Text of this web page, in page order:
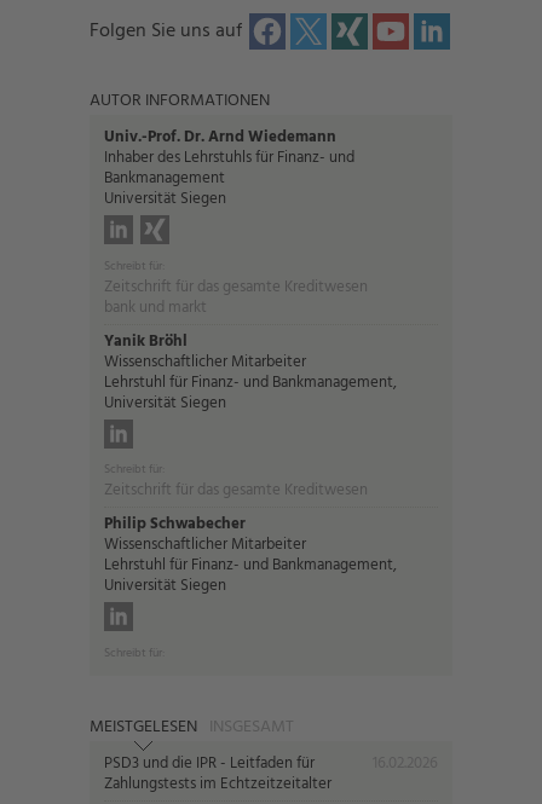
Folgen Sie uns auf
AUTOR INFORMATIONEN
Univ.-Prof. Dr. Arnd Wiedemann
Inhaber des Lehrstuhls für Finanz- und
Bankmanagement
Universität Siegen
Schreibt für:
Zeitschrift für das gesamte Kreditwesen
bank und markt
Yanik Bröhl
Wissenschaftlicher Mitarbeiter
Lehrstuhl für Finanz- und Bankmanagement,
Universität Siegen
Schreibt für:
Zeitschrift für das gesamte Kreditwesen
Philip Schwabecher
Wissenschaftlicher Mitarbeiter
Lehrstuhl für Finanz- und Bankmanagement,
Universität Siegen
Schreibt für:
MEISTGELESEN INSGESAMT
PSD3 und die IPR - Leitfaden für
Zahlungstests im Echtzeitzeitalter